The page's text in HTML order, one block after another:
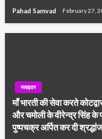
Pahad Samvad February 27,
स्लाइडर
माँ भारती की सेवा करते
और चमोली के वीरेन्द्र सिंह के
पुष्पचक्र अर्पित कर दी